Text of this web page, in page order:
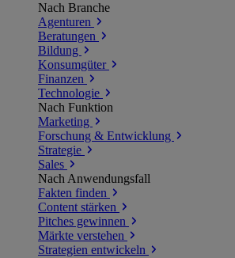
Nach Branche
Agenturen
Beratungen
Bildung
Konsumgüter
Finanzen
Technologie
Nach Funktion
Marketing
Forschung & Entwicklung
Strategie
Sales
Nach Anwendungsfall
Fakten finden
Content stärken
Pitches gewinnen
Märkte verstehen
Strategien entwickeln